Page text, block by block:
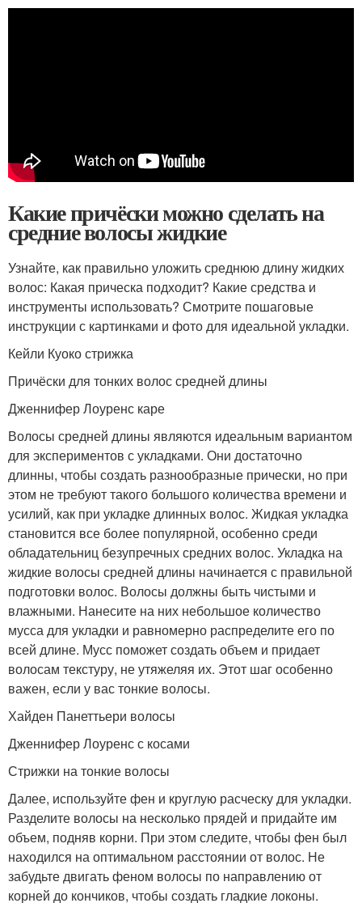
Какие причёски можно сделать на
средние волосы жидкие
Узнайте, как правильно уложить среднюю длину жидких
волос: Какая прическа подходит? Какие средства и
инструменты использовать? Смотрите пошаговые
инструкции с картинками и фото для идеальной укладки.
Кейли Куоко стрижка
Причёски для тонких волос средней длины
Дженнифер Лоуренс каре
Волосы средней длины являются идеальным вариантом
для экспериментов с укладками. Они достаточно
длинны, чтобы создать разнообразные прически, но при
этом не требуют такого большого количества времени и
усилий, как при укладке длинных волос. Жидкая укладка
становится все более популярной, особенно среди
обладательниц безупречных средних волос. Укладка на
жидкие волосы средней длины начинается с правильной
подготовки волос. Волосы должны быть чистыми и
влажными. Нанесите на них небольшое количество
мусса для укладки и равномерно распределите его по
всей длине. Мусс поможет создать объем и придает
волосам текстуру, не утяжеляя их. Этот шаг особенно
важен, если у вас тонкие волосы.
Хайден Панеттьери волосы
Дженнифер Лоуренс с косами
Стрижки на тонкие волосы
Далее, используйте фен и круглую расческу для укладки.
Разделите волосы на несколько прядей и придайте им
объем, подняв корни. При этом следите, чтобы фен был
находился на оптимальном расстоянии от волос. Не
забудьте двигать феном волосы по направлению от
корней до кончиков, чтобы создать гладкие локоны.